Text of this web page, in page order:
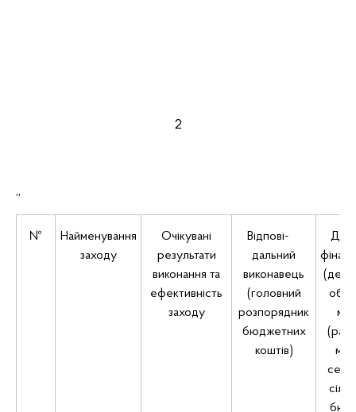
2
„
№
Найменування
заходу
Очікувані
результати
виконання та
ефективність
заходу
Відпові-
дальний
виконавець
(головний
розпорядник
бюджетних
коштів)